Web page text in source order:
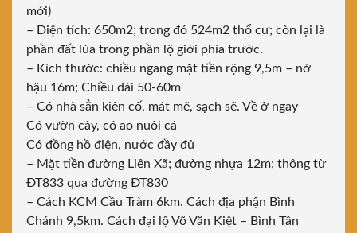
mới)
– Diện tích: 650m2; trong đó 524m2 thổ cư; còn lại là
phần đất lúa trong phần lộ giới phía trước.
– Kích thước: chiều ngang mặt tiền rộng 9,5m – nở
hậu 16m; Chiều dài 50-60m
– Có nhà sẳn kiên cố, mát mẽ, sạch sẽ. Về ở ngay
Có vườn cây, có ao nuôi cá
Có đồng hồ điện, nước đầy đủ
– Mặt tiền đường Liên Xã; đường nhựa 12m; thông từ
ÐT833 qua đường ĐT830
– Cách KCM Cầu Tràm 6km. Cách địa phận Bình
Chánh 9,5km. Cách đại lộ Võ Văn Kiệt – Bình Tân